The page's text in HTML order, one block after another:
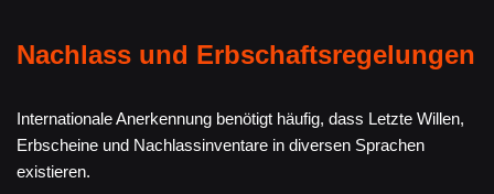
Nachlass und Erbschaftsregelungen
Internationale Anerkennung benötigt häufig, dass Letzte Willen,
Erbscheine und Nachlassinventare in diversen Sprachen
existieren.